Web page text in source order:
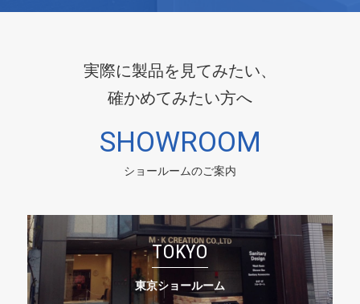
実際に製品を見てみたい、
確かめてみたい方へ
SHOWROOM
ショールームのご案内
TOKYO
東京ショールーム